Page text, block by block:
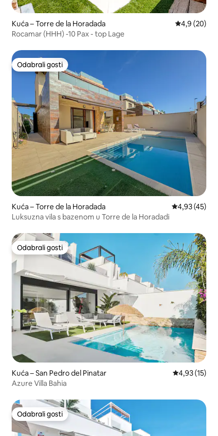
Kuća – Torre de la Horadada Prosječna
4,9 (20)
Rocamar (HHH) -10 Pax - top Lage
Odabrali gosti
Odabrali gosti
Kuća – Torre de la Horadada Prosječna
4,93 (45)
Luksuzna vila s bazenom u Torre de la Horadadi
Odabrali gosti
Odabrali gosti
Kuća – San Pedro del Pinatar Prosječna
4,93 (15)
Azure Villa Bahia
Odabrali gosti
Odabrali gosti